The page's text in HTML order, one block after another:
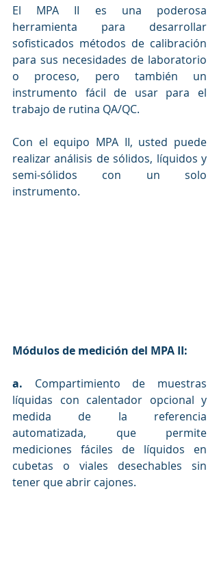
El MPA II es una poderosa
herramienta para desarrollar
sofisticados métodos de calibración
para sus necesidades de laboratorio
o proceso, pero también un
instrumento fácil de usar para el
trabajo de rutina QA/QC.
Con el equipo MPA II, usted puede
realizar análisis de sólidos, líquidos y
semi-sólidos con un solo
instrumento.
Módulos de medición del MPA II:
a. Compartimiento de muestras
líquidas con calentador opcional y
medida de la referencia
automatizada, que permite
mediciones fáciles de líquidos en
cubetas o viales desechables sin
tener que abrir cajones.